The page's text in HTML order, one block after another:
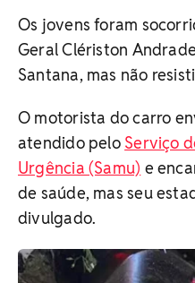
Os jovens foram
Geral Clériston
Santana, mas não
O motorista do carro
atendido pelo Serviço
Urgência (Samu) e
de saúde, mas seu
divulgado.